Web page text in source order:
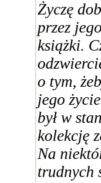
Życzę
przez
książki.
o tym,
jego
był w
kolekcję
Na
trudnych